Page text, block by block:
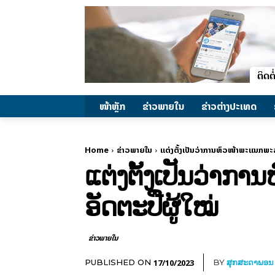
ໜ້າຫຼັກ ຂ່າວພາຍ​ໃນ ຂ່າວຕ່າງປະເທດ
Home ຂ່າວພາຍ​ໃນ ແຕ່ງຕັ້ງເປັນວ່າການຫົວໜ້າພະແນກພ
ແຕ່ງຕັ້ງເປັນວ່າກາ
ອັດຕະປືຜູ້ໃໝ່
ຂ່າວພາຍ​ໃນ
PUBLISHED ON 17/10/2023 BYສຸກສະດາພອນ